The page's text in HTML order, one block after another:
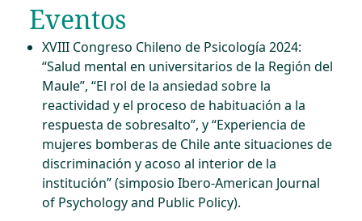
Eventos
XVIII Congreso Chileno de Psicología 2024:
“Salud mental en universitarios de la Región del
Maule”, “El rol de la ansiedad sobre la
reactividad y el proceso de habituación a la
respuesta de sobresalto”, y “Experiencia de
mujeres bomberas de Chile ante situaciones de
discriminación y acoso al interior de la
institución” (simposio Ibero-American Journal
of Psychology and Public Policy).